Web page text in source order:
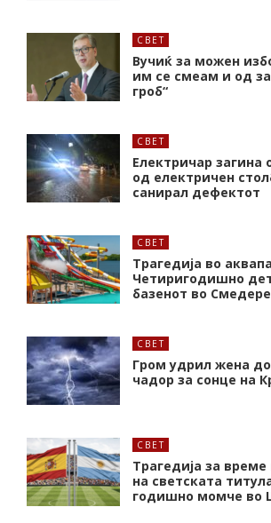
СВЕТ
Вучиќ за можен
им се смеам и од
гроб“
СВЕТ
Електричар загина
од електричен
санирал дефектот
СВЕТ
Трагедија во
Четиригодишно
базенот во
СВЕТ
Гром удрил жена
чадор за сонце на
СВЕТ
Трагедија за
на светската
годишно момче во